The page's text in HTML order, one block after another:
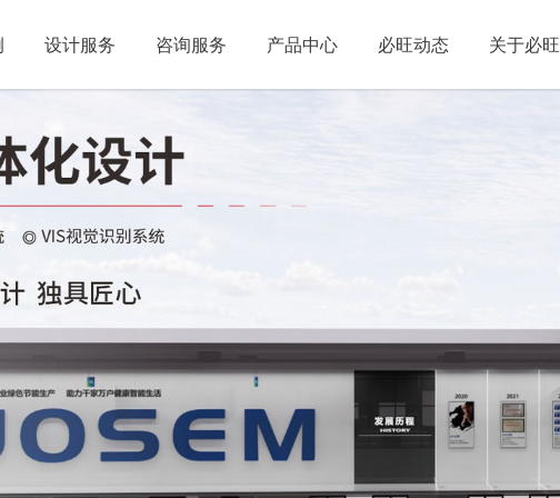
设计服务 咨询服务 产品中心 必旺动态 关于必旺